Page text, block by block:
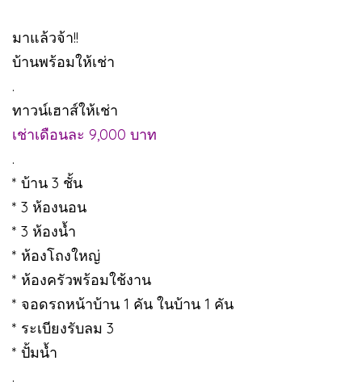
มาแล้วจ้า!!
บ้านพร้อมให้เช่า
.
ทาวน์เฮาส์ให้เช่า
เช่าเดือนละ 9,000 บาท
.
* บ้าน 3 ชั้น
* 3 ห้องนอน
* 3 ห้องน้ำ
* ห้องโถงใหญ่
* ห้องครัวพร้อมใช้งาน
* จอดรถหน้าบ้าน 1 คัน ในบ้าน 1 คัน
* ระเบียงรับลม 3
* ปั้มน้ำ
.